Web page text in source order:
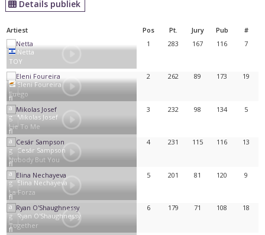
Details publiek
Artiest Pos Pt. Jury Pub #
Netta
TOY
1 283 167 116 7
Eleni Foureira
Fuego
2 262 89 173 19
Mikolas Josef
Lie To Me
3 232 98 134 5
Cesár Sampson
Nobody But You
4 231 115 116 13
Elina Nechayeva
La Forza
5 201 81 120 9
Ryan O'Shaughnessy
Together
6 179 71 108 18